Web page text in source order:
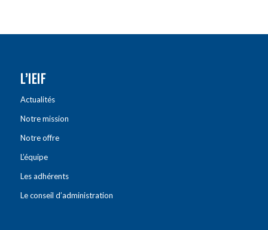
L’IEIF
Actualités
Notre mission
Notre offre
L’équipe
Les adhérents
Le conseil d’administration